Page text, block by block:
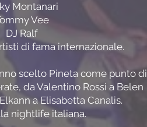
Montanari
Vee
DJ Ralf
di fama internazionale.
scelto Pineta come punto di
da Valentino Rossi a Belen
a Elisabetta Canalis.
nightlife italiana.